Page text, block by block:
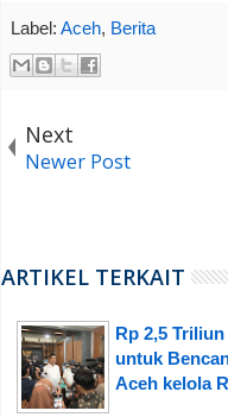
Label: Aceh, Berita
Next
Newer Post
ARTIKEL TERKAIT
Rp 2,5
untuk
Aceh kelola